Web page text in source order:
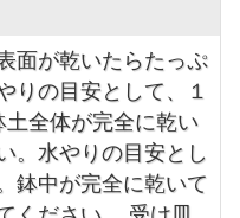
面が乾いたらたっぷ
りの目安として、１
土全体が完全に乾い
。水やりの目安とし
鉢中が完全に乾いて